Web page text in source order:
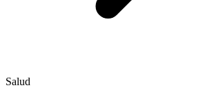
Salud